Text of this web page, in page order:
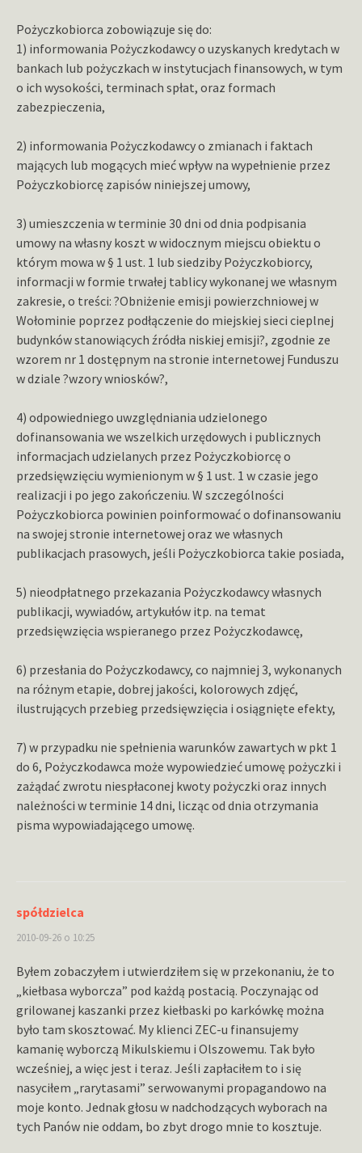
Pożyczkobiorca zobowiązuje się do:
1) informowania Pożyczkodawcy o uzyskanych kredytach w
bankach lub pożyczkach w instytucjach finansowych, w tym
o ich wysokości, terminach spłat, oraz formach
zabezpieczenia,
2) informowania Pożyczkodawcy o zmianach i faktach
mających lub mogących mieć wpływ na wypełnienie przez
Pożyczkobiorcę zapisów niniejszej umowy,
3) umieszczenia w terminie 30 dni od dnia podpisania
umowy na własny koszt w widocznym miejscu obiektu o
którym mowa w § 1 ust. 1 lub siedziby Pożyczkobiorcy,
informacji w formie trwałej tablicy wykonanej we własnym
zakresie, o treści: ?Obniżenie emisji powierzchniowej w
Wołominie poprzez podłączenie do miejskiej sieci cieplnej
budynków stanowiących źródła niskiej emisji?, zgodnie ze
wzorem nr 1 dostępnym na stronie internetowej Funduszu
w dziale ?wzory wniosków?,
4) odpowiedniego uwzględniania udzielonego
dofinansowania we wszelkich urzędowych i publicznych
informacjach udzielanych przez Pożyczkobiorcę o
przedsięwzięciu wymienionym w § 1 ust. 1 w czasie jego
realizacji i po jego zakończeniu. W szczególności
Pożyczkobiorca powinien poinformować o dofinansowaniu
na swojej stronie internetowej oraz we własnych
publikacjach prasowych, jeśli Pożyczkobiorca takie posiada,
5) nieodpłatnego przekazania Pożyczkodawcy własnych
publikacji, wywiadów, artykułów itp. na temat
przedsięwzięcia wspieranego przez Pożyczkodawcę,
6) przesłania do Pożyczkodawcy, co najmniej 3, wykonanych
na różnym etapie, dobrej jakości, kolorowych zdjęć,
ilustrujących przebieg przedsięwzięcia i osiągnięte efekty,
7) w przypadku nie spełnienia warunków zawartych w pkt 1
do 6, Pożyczkodawca może wypowiedzieć umowę pożyczki i
zażądać zwrotu niespłaconej kwoty pożyczki oraz innych
należności w terminie 14 dni, licząc od dnia otrzymania
pisma wypowiadającego umowę.
spółdzielca
2010-09-26 o 10:25
Byłem zobaczyłem i utwierdziłem się w przekonaniu, że to
„kiełbasa wyborcza” pod każdą postacią. Poczynając od
grilowanej kaszanki przez kiełbaski po karkówkę można
było tam skosztować. My klienci ZEC-u finansujemy
kamanię wyborczą Mikulskiemu i Olszowemu. Tak było
wcześniej, a więc jest i teraz. Jeśli zapłaciłem to i się
nasyciłem „rarytasami” serwowanymi propagandowo na
moje konto. Jednak głosu w nadchodzących wyborach na
tych Panów nie oddam, bo zbyt drogo mnie to kosztuje.